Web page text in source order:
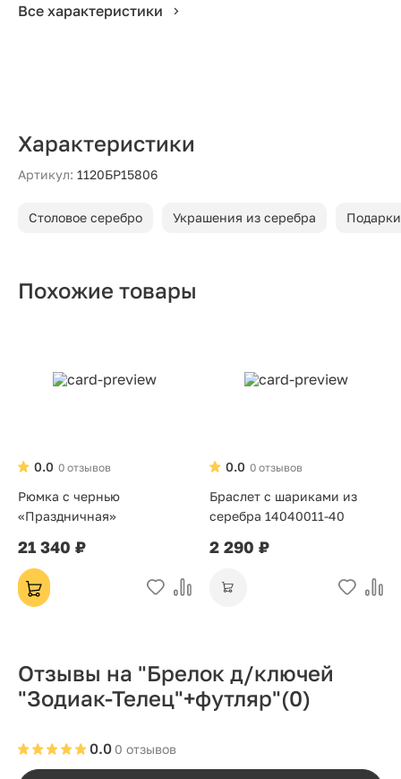
Все характеристики
Характеристики
Артикул: 1120БР15806
Столовое серебро Украшения из серебра
Похожие товары
0 отзывов
0.0
Рюмка с чернью
«Праздничная»
21 340 ₽
0 отзывов
0.0
Браслет с шариками из
серебра 14040011-40
2 290 ₽
Отзывы на "Брелок д/ключей
"Зодиак-Телец"+футляр"(0)
0 отзывов
0.0